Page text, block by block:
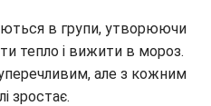
в групи, утворюючи
тепло і вижити в мороз.
але з кожним
зростає.